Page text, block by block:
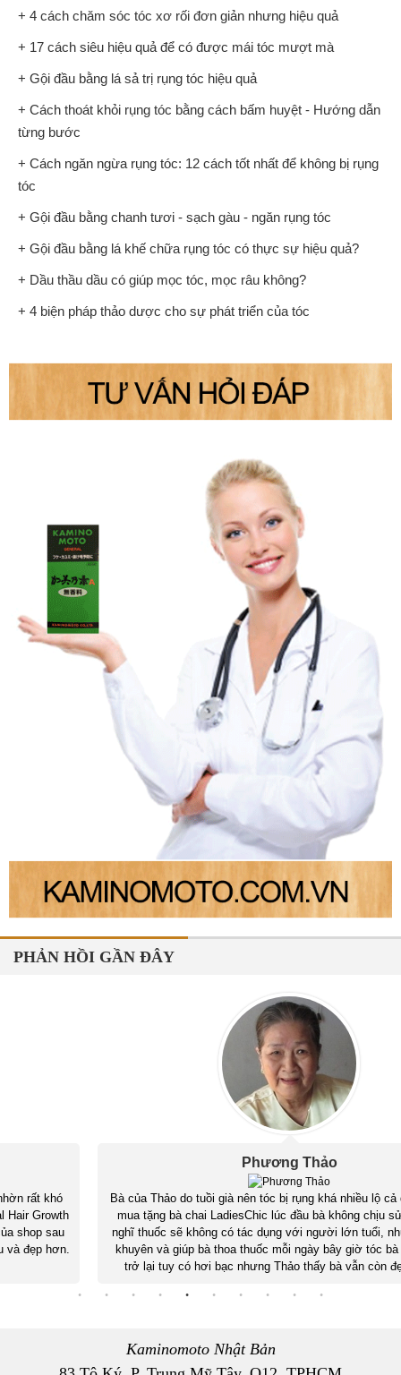
+ 4 cách chăm sóc tóc xơ rối đơn giản nhưng hiệu quả
+ 17 cách siêu hiệu quả để có được mái tóc mượt mà
+ Gội đầu bằng lá sả trị rụng tóc hiệu quả
+ Cách thoát khỏi rụng tóc bằng cách bấm huyệt - Hướng dẫn
từng bước
+ Cách ngăn ngừa rụng tóc: 12 cách tốt nhất để không bị rụng
tóc
+ Gội đầu bằng chanh tươi - sạch gàu - ngăn rụng tóc
+ Gội đầu bằng lá khế chữa rụng tóc có thực sự hiệu quả?
+ Dầu thầu dầu có giúp mọc tóc, mọc râu không?
+ 4 biện pháp thảo dược cho sự phát triển của tóc
PHẢN HỒI GẦN ĐÂY
Phương Thảo
Bà của Thảo do tuồi già nên tóc bị rụng khá nhiều lộ cả da đầu. Thảo
mua tặng bà chai LadiesChic lúc đầu bà không chịu sử dụng vì bà
nghĩ thuốc sẽ không có tác dụng với người lớn tuổi, nhưng Thảo đã
khuyên và giúp bà thoa thuốc mỗi ngày bây giờ tóc bà đã mọc đều
trở lại tuy có hơi bạc nhưng Thảo thấy bà vẫn còn đẹp lão lắm.
Kaminomoto Nhật Bản